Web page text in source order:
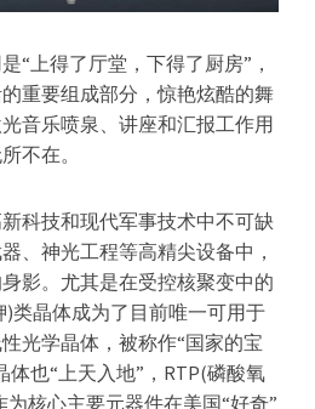
“上得了厅堂，下得了厨房”，
重要组成部分，惊艳炫酷的舞
音乐喷泉、讲座和汇报工作用
不在。
科技和现代军事技术中不可缺
、神光工程等高精尖设备中，
影。尤其是在受控核聚变中的
类晶体成为了目前唯一可用于
光学晶体，被称作“国家的宝
体也“上天入地”，RTP(磷酸氧
核心主要元器件在美国“好奇”